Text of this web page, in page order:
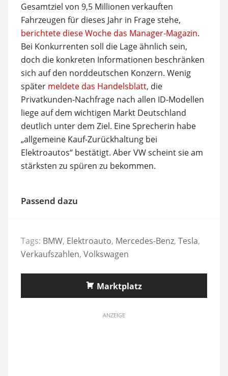
Gesamtziel von 9,5 Millionen verkauften
Fahrzeugen für dieses Jahr in Frage stehe,
berichtete diese Woche das Manager-Magazin.
Bei Konkurrenten soll die Lage ähnlich sein,
doch die konkreten Informationen beschränken
sich auf den norddeutschen Konzern. Wenig
später meldete das Handelsblatt, die
Privatkunden-Nachfrage nach allen ID-Modellen
liege auf dem wichtigen Markt Deutschland
deutlich unter dem Ziel. Eine Sprecherin habe
„allgemeine Kauf-Zurückhaltung bei
Elektroautos“ bestätigt. Aber VW scheint sie am
stärksten zu spüren zu bekommen.
Passend dazu
Tags: BMW, Elektroauto, Mercedes-Benz, Tesla,
Verkaufszahlen, Volkswagen
Marktplatz
ANZEIGE